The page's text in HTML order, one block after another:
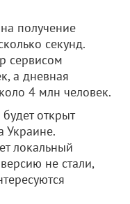
получение
секунд.
сервисом
а дневная
4 млн человек.
открыт
Украине.
локальный
не стали,